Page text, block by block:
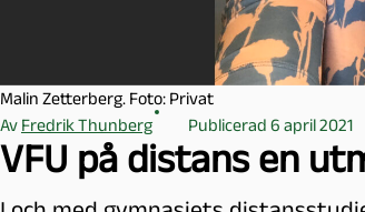
Malin Zetterberg. Foto: Privat
Av Fredrik Thunberg Publicerad 6 april 2021
VFU på distans en